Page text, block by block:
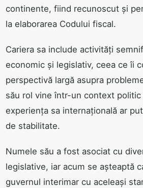
continente, fiind recunoscut și
la elaborarea Codului fiscal.
Cariera sa include activități
economic și legislativ, ceea ce îi
perspectivă largă asupra
său rol vine într-un context
experiența sa internațională ar
de stabilitate.
Numele său a fost asociat cu
legislative, iar acum se așteaptă
guvernul interimar cu aceleași